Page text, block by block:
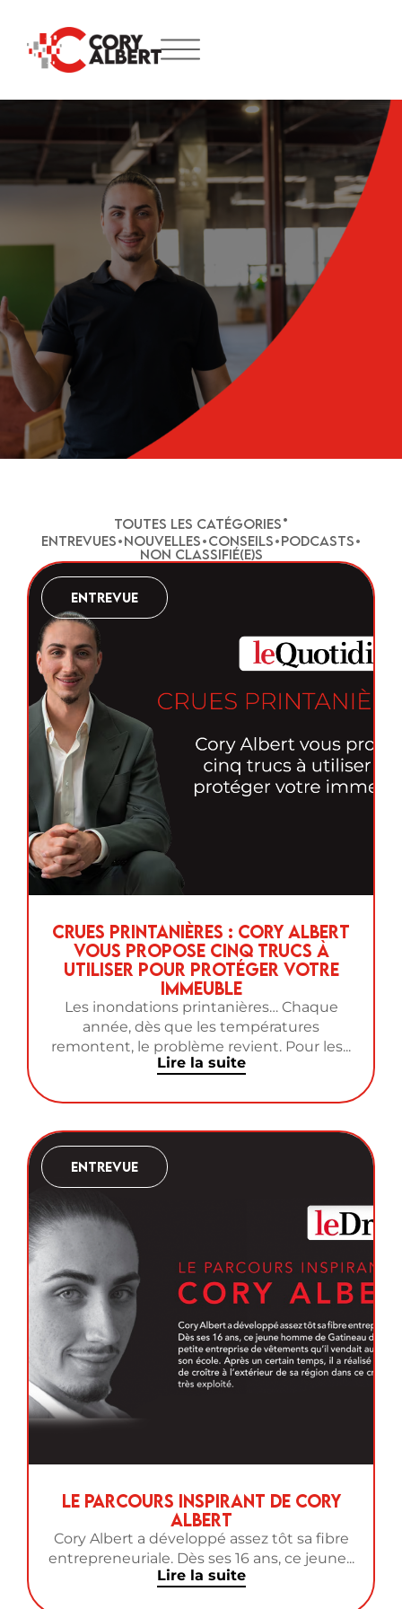
Toutes les catégories•
Entrevue
•Nouvelle •Conseil •Podcast
•
Non classifié(e)
Entrevue
Crues printanières : Cory Albert
vous propose cinq trucs à
utiliser pour protéger votre
immeuble
Les inondations printanières… Chaque
année, dès que les températures
remontent, le problème revient. Pour les...
Lire la suite
Entrevue
Le parcours inspirant de Cory
Albert
Cory Albert a développé assez tôt sa fibre
entrepreneuriale. Dès ses 16 ans, ce jeune...
Lire la suite